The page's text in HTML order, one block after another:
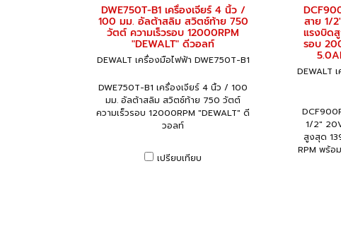
DWE750T-B1 เครื่องเจียร์ 4 นิ้ว /
100 มม. อัลต้าสลิม สวิตช์ท้าย 750
วัตต์ ความเร็วรอบ 12000RPM
"DEWALT" ดีวอลท์
DEWALT เครื่องมือไฟฟ้า DWE750T-B1
DWE750T-B1 เครื่องเจียร์ 4 นิ้ว / 100
มม. อัลต้าสลิม สวิตช์ท้าย 750 วัตต์
ความเร็วรอบ 12000RPM "DEWALT" ดี
วอลท์
เปรียบเทียบ
สาย 1/
แรงบิด
รอบ
DEWALT
1/2"
สูงสุด
RPM พร้อ